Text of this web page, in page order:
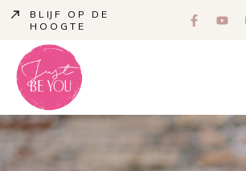
BLIJF OP DE
HOOGTE